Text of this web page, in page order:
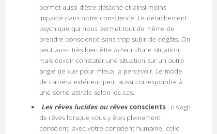
permet aussi d’être détaché et ainsi moins
impacté dans notre conscience. Le détachement
psychique qui nous permet tout de même de
prendre conscience sans trop subir de dégâts. On
peut aussi très bien être acteur d’une situation
mais devoir constater une situation sur un autre
angle de vue pour mieux la percevoir. Le mode
de caméra extérieur peut aussi correspondre à
une sortie astrale selon les cas.
Les rêves lucides ou rêvesconscients : il s’agit
de rêves lorsque vous y êtes pleinement
conscient, avec votre conscient humaine, celle